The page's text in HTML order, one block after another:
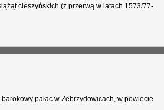
cieszyńskich (z przerwą w latach 1573/77-
pałac w Zebrzydowicach, w powiecie